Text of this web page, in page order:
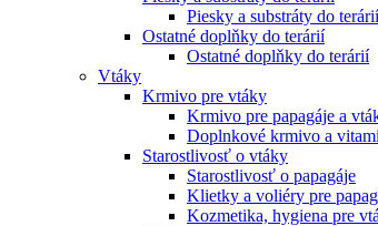
Piesky a substráty do terárií
Ostatné doplňky do terárií
Ostatné doplňky do terárií
Vtáky
Krmivo pre vtáky
Krmivo pre papagáje a
Doplnkové krmivo a
Starostlivosť o vtáky
Starostlivosť o papagáje
Klietky a voliéry pre
Kozmetika, hygiena pre